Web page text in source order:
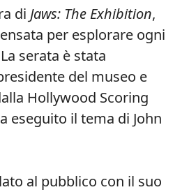
di Jaws: The Exhibition,
per esplorare ogni
serata è stata
del museo e
Hollywood Scoring
eseguito il tema di John
al pubblico con il suo